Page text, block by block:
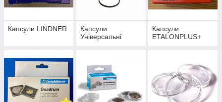
Капсули LINDNER
Капсули
Універсальні
Капсули
ETALONPLUS+